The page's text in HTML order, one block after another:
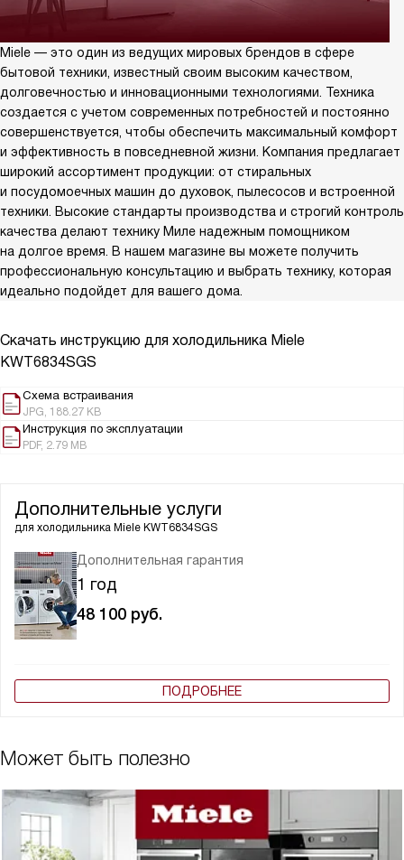
Miele — это один из ведущих мировых брендов в сфере
бытовой техники, известный своим высоким качеством,
долговечностью и инновационными технологиями. Техника
создается с учетом современных потребностей и постоянно
совершенствуется, чтобы обеспечить максимальный комфорт
и эффективность в повседневной жизни. Компания предлагает
широкий ассортимент продукции: от стиральных
и посудомоечных машин до духовок, пылесосов и встроенной
техники. Высокие стандарты производства и строгий контроль
качества делают технику Миле надежным помощником
на долгое время. В нашем магазине вы можете получить
профессиональную консультацию и выбрать технику, которая
идеально подойдет для вашего дома.
Скачать инструкцию для холодильника Miele
KWT6834SGS
Схема встраивания
JPG, 188.27 KB
Инструкция по эксплуатации
PDF, 2.79 MB
Дополнительные услуги
для холодильника Miele KWT6834SGS
Дополнительная гарантия
1 год
48 100 руб.
ПОДРОБНЕЕ
Может быть полезно